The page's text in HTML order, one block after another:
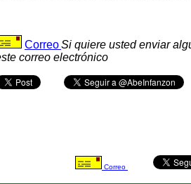
CorreoSi quiere usted enviar
correo electrónico
Correo